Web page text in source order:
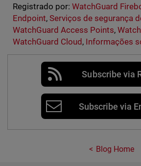
Registrado por: WatchGuard
Endpoint, Serviços de segurança
WatchGuard Access Points,
WatchGuard Cloud, Informações
Subscribe via
Subscribe via
Blog Home